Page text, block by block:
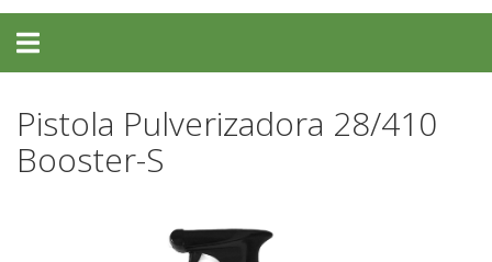
Toggle
navigation
Pistola Pulverizadora 28/410
Booster-S